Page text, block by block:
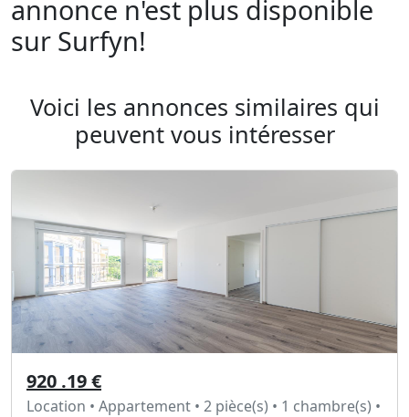
annonce n'est plus disponible
sur Surfyn!
Voici les annonces similaires qui
peuvent vous intéresser
920 .19 €
Location • Appartement • 2 pièce(s) • 1 chambre(s) •